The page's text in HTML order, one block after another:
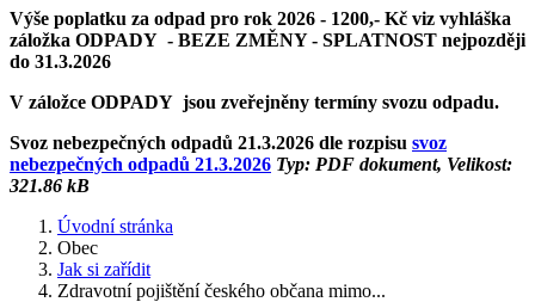
Výše poplatku za odpad pro rok 2026 - 1200,- Kč viz vyhláška
záložka ODPADY - BEZE ZMĚNY - SPLATNOST nejpozději
do 31.3.2026
V záložce ODPADY jsou zveřejněny termíny svozu odpadu.
Svoz nebezpečných odpadů 21.3.2026 dle rozpisu svoz
nebezpečných odpadů 21.3.2026 Typ: PDF dokument, Velikost:
321.86 kB
Úvodní stránka
Obec
Jak si zařídit
Zdravotní pojištění českého občana mimo...